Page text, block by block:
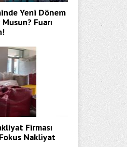
Yeni Dönem
Fuarı
Firması
Nakliyat